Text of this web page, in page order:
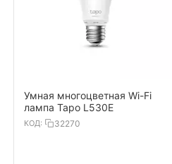
Умная многоцветная Wi-Fi
лампа Tapo L530E
КОД: 32270